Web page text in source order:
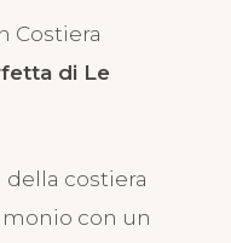
di un
Mare
Costiera
di Le
della costiera
con un